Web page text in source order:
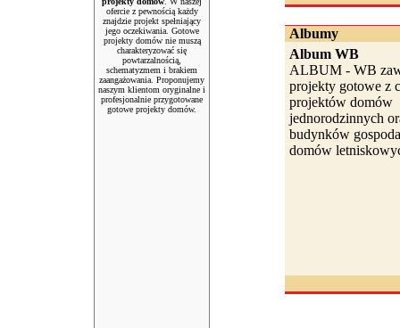
ofercie z pewnością każdy
znajdzie projekt spełniający
jego oczekiwania. Gotowe
projekty domów nie muszą
charakteryzować się
powtarzalnością,
schematyzmem i brakiem
zaangażowania. Proponujemy
naszym klientom oryginalne i
profesjonalnie przygotowane
gotowe projekty domów.
Albumy
Album WB
ALBUM - WB
projekty gotowe z
projektów domów
jednorodzinnych
budynków
domów